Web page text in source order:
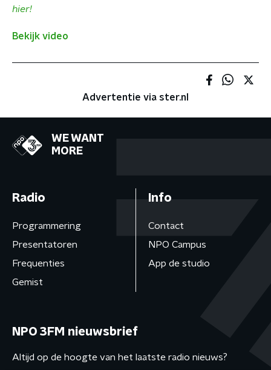
hier!
Bekijk video
Advertentie via ster.nl
WE WANT
MORE
Radio
Programmering
Presentatoren
Frequenties
Gemist
Info
Contact
NPO Campus
App de studio
NPO 3FM nieuwsbrief
Altijd op de hoogte van het laatste radio nieuws?